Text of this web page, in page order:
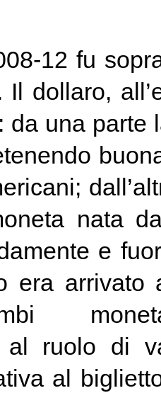
12 fu
Il dollaro,
da una parte
nata
e
era
al ruolo di
al